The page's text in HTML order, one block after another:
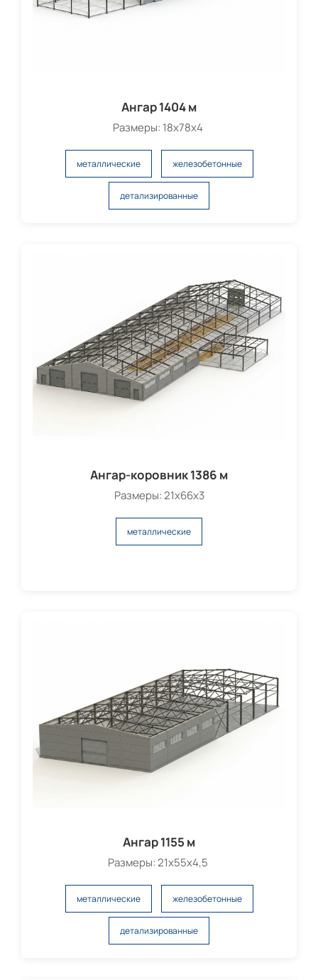
Ангар 1404 м
Размеры: 18х78х4
металлические железобетонные
детализированные
Ангар-коровник 1386 м
Размеры: 21х66х3
металлические
Ангар 1155 м
Размеры: 21х55х4,5
металлические железобетонные
детализированные